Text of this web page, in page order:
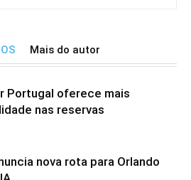
Mais do autor
Portugal oferece mais
nas reservas
nova rota para Orlando